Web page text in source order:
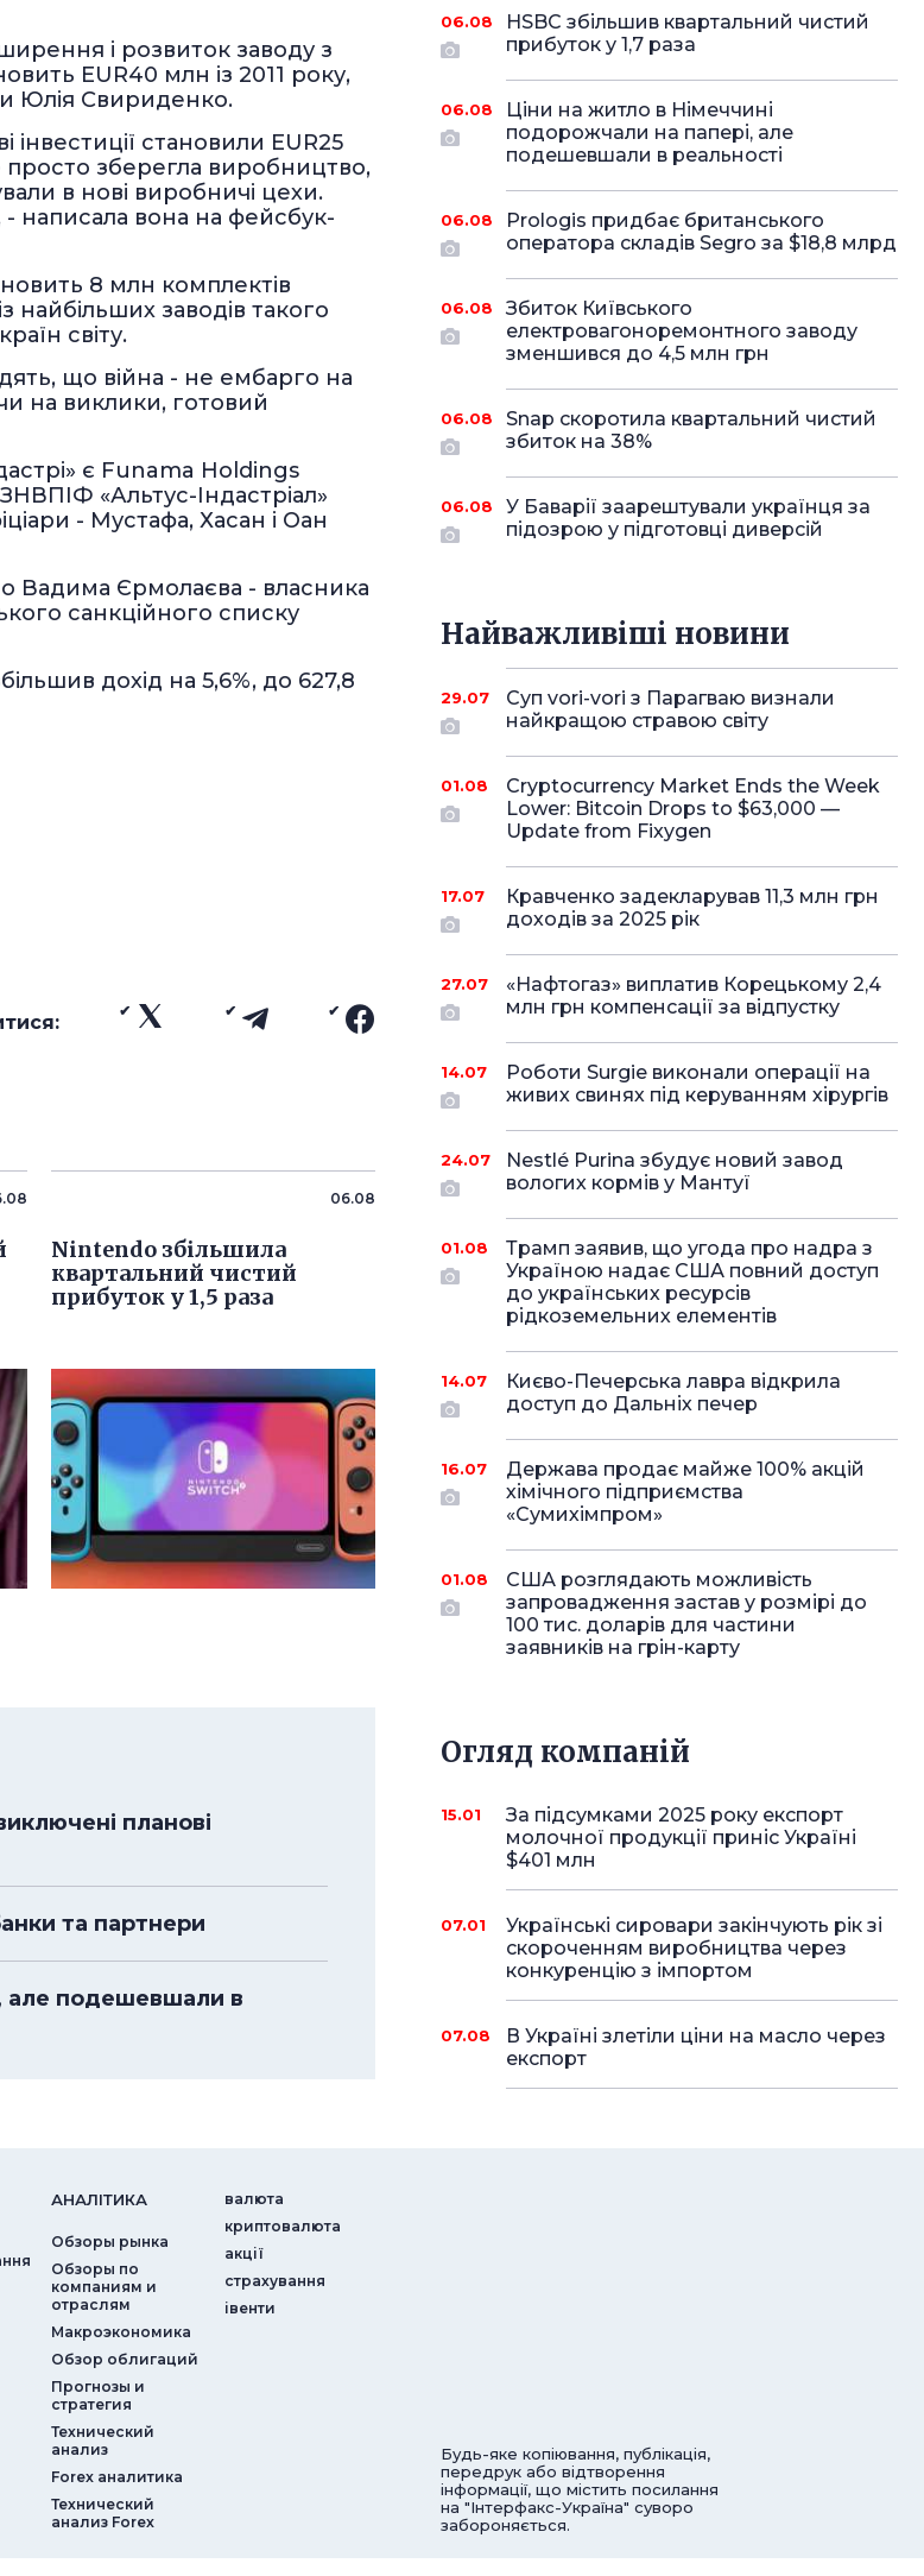
і розвиток заводу з
EUR40 млн із 2011 року,
Юлія Свириденко.
інвестиції становили EUR25
зберегла виробництво,
в нові виробничі цехи.
- написала вона на фейсбук-
8 млн комплектів
заводів такого
світу.
що війна - не ембарго на
на виклики, готовий
є Funama Holdings
«Альтус-Індастріал»
- Мустафа, Хасан і Оан
Вадима Єрмолаєва - власника
санкційного списку
дохід на 5,6%, до 627,8
06.08
Nintendo збільшила
квартальний чистий
прибуток у 1,5 раза
планові
та партнери
але подешевшали в
06.08
HSBC збільшив квартальний чистий
прибуток у 1,7 раза
06.08
Ціни на житло в Німеччині
подорожчали на папері, але
подешевшали в реальності
06.08
Prologis придбає британського
оператора складів Segro за $18,8 млрд
06.08
Збиток Київського
електровагоноремонтного заводу
зменшився до 4,5 млн грн
06.08
Snap скоротила квартальний чистий
збиток на 38%
06.08
У Баварії заарештували українця за
підозрою у підготовці диверсій
Найважливіші новини
29.07
Суп vori-vori з Парагваю визнали
найкращою стравою світу
01.08
Cryptocurrency Market Ends the Week
Lower: Bitcoin Drops to $63,000 —
Update from Fixygen
17.07
Кравченко задекларував 11,3 млн грн
доходів за 2025 рік
27.07
«Нафтогаз» виплатив Корецькому 2,4
млн грн компенсації за відпустку
14.07
Роботи Surgie виконали операції на
живих свинях під керуванням хірургів
24.07
Nestlé Purina збудує новий завод
вологих кормів у Мантуї
01.08
Трамп заявив, що угода про надра з
Україною надає США повний доступ
до українських ресурсів
рідкоземельних елементів
14.07
Києво-Печерська лавра відкрила
доступ до Дальніх печер
16.07
Держава продає майже 100% акцій
хімічного підприємства
«Сумихімпром»
01.08
США розглядають можливість
запровадження застав у розмірі до
100 тис. доларів для частини
заявників на грін-карту
Огляд компаній
15.01
За підсумками 2025 року експорт
молочної продукції приніс Україні
$401 млн
07.01
Українські сировари закінчують рік зі
скороченням виробництва через
конкуренцію з імпортом
07.08
В Україні злетіли ціни на масло через
експорт
АНАЛIТИКА
Обзоры рынка
Обзоры по
компаниям и
отраслям
Макроэкономика
Обзор облигаций
Прогнозы и
стратегия
Технический
анализ
Forex аналитика
Технический
анализ Forex
валюта
криптовалюта
акції
страхування
iвенти
Будь-яке копіювання, публікація,
передрук або відтворення
інформації, що містить посилання
на "Інтерфакс-Україна" суворо
забороняється.